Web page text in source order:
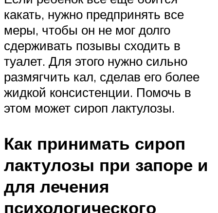
какать, нужно предпринять все
меры, чтобы он не мог долго
сдерживать позывы сходить в
туалет. Для этого нужно сильно
размягчить кал, сделав его более
жидкой консистенции. Помочь в
этом может сироп лактулозы.
Как принимать сироп
лактулозы при запоре и
для лечения
психологического